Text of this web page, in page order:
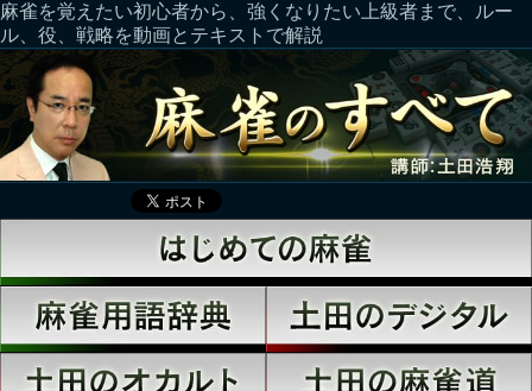
麻雀を覚えたい初心者から、強くなりたい上級者まで、ルー
ル、役、戦略を動画とテキストで解説